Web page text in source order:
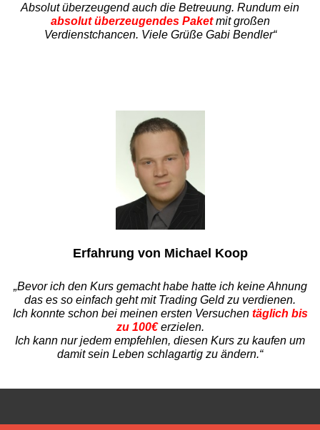
Absolut überzeugend auch die Betreuung. Rundum ein
absolut überzeugendes Paketmit großen
Verdienstchancen. Viele Grüße Gabi Bendler“
Erfahrung von Michael Koop
„Bevor ich den Kurs gemacht habe hatte ich keine Ahnung
das es so einfach gehtmit Trading Geld zu verdienen.
Ich konnte schon bei meinen ersten Versuchen täglich bis
zu 100€erzielen.
Ich kann nur jedem empfehlen, diesen Kurs zu kaufen um
damit sein Leben schlagartig zu ändern.“